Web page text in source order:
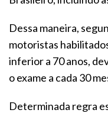
Dessa maneira,
motoristas
inferior a 70 anos,
o exame a cada 30
Determinada regra